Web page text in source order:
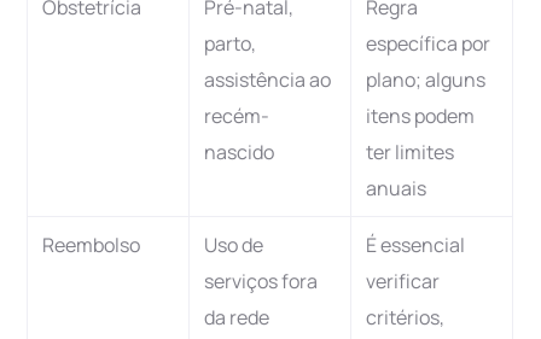
Obstetrícia
Pré-natal,
parto,
assistência ao
recém-
nascido
Regra
específica por
plano; alguns
itens podem
ter limites
anuais
Reembolso
Uso de
serviços fora
da rede
É essencial
verificar
critérios,